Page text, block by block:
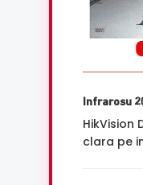
Infrarosu
HikVision
clara pe